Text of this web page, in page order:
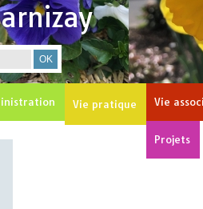
Vie pratique Vie
Projets